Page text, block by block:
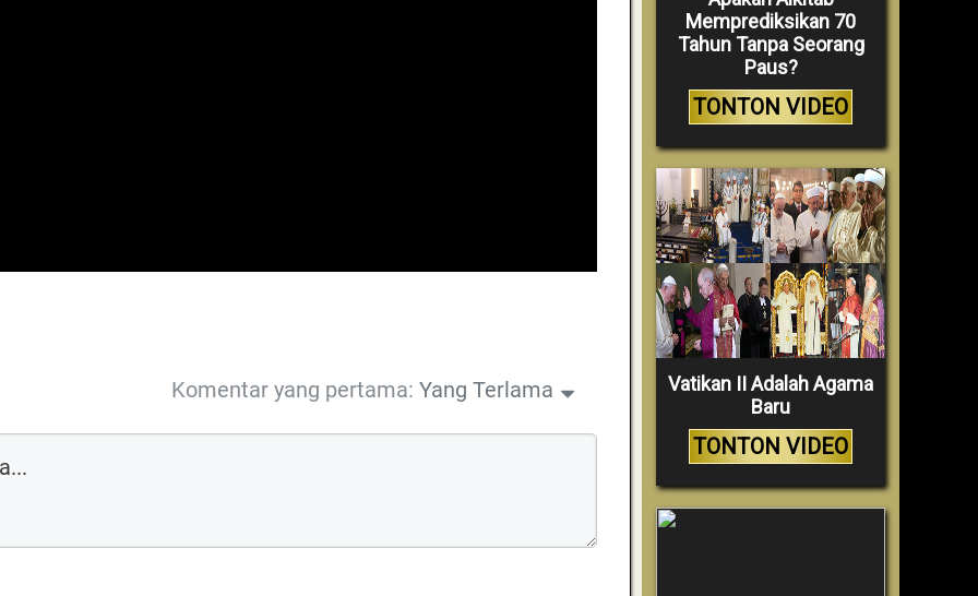
Komentar yang pertama: Yang Terlama
Memprediksikan 70
Tahun Tanpa Seorang
Paus?
TONTON VIDEO
Vatikan II Adalah Agama
Baru
TONTON VIDEO